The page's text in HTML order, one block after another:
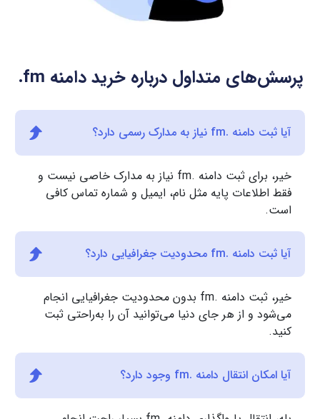
.fm پرسش‌های متداول درباره خرید دامنه
آیا ثبت دامنه .fm نیاز به مدارک رسمی دارد؟
خیر، برای ثبت دامنه .fm نیاز به مدارک خاصی نیست و
فقط اطلاعات پایه مثل نام، ایمیل و شماره تماس کافی
است.
آیا ثبت دامنه .fm محدودیت جغرافیایی دارد؟
خیر، ثبت دامنه .fm بدون محدودیت جغرافیایی انجام
می‌شود و از هر جای دنیا می‌توانید آن را به‌راحتی ثبت
کنید.
آیا امکان انتقال دامنه .fm وجود دارد؟